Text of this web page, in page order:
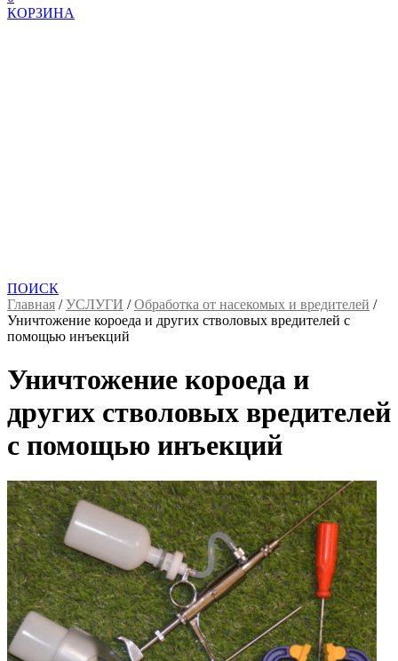
КОРЗИНА
ПОИСК
Главная /УСЛУГИ /Обработка от насекомых и вредителей /
Уничтожение короеда и других стволовых вредителей с
помощью инъекций
Уничтожение короеда и
других стволовых вредителей
с помощью инъекций